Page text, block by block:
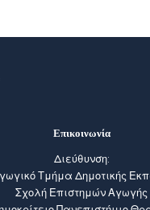
Επικοινωνία
Διεύθυνση:
Τμήμα Δημοτικής
Σχολή Επιστημών Αγωγής